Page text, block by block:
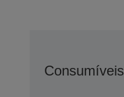
Consumíveis